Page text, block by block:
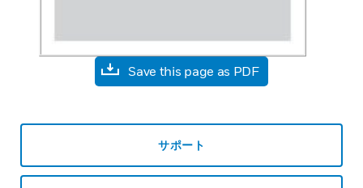
Save this page as PDF
サポート